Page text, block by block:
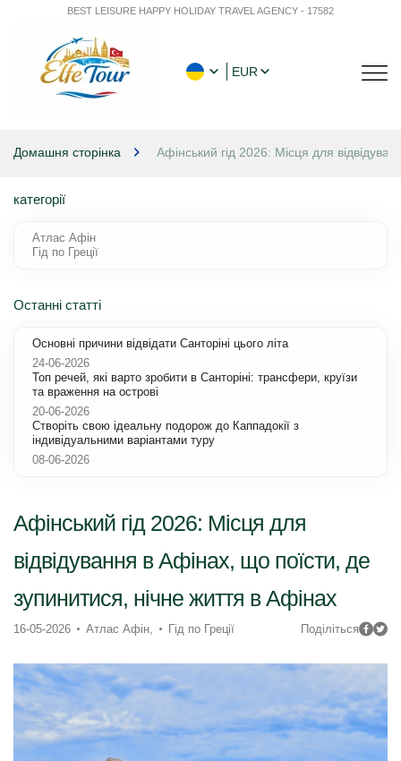
BEST LEISURE HAPPY HOLIDAY TRAVEL AGENCY - 17582
EUR
Домашня сторінка Афінський гід 2026: Місця для
Афінський гід 2026: Місця для
відвідування в Афінах, що поїсти, де
зупинитися, нічне життя в Афінах
16-05-2026 Атлас Афін, Гід по Греції Поділіться
категорії
Атлас Афін
Гід по Греції
Останні статті
Основні причини відвідати Санторіні цього літа
24-06-2026
Топ речей, які варто зробити в Санторіні: трансфери, круїзи
та враження на острові
20-06-2026
Створіть свою ідеальну подорож до Каппадокії з
індивідуальними варіантами туру
08-06-2026